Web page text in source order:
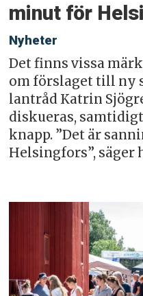
minut för
Nyheter
Det finns vissa
om förslaget till ny
lantråd Katrin
diskueras,
knapp. ”Det är
Helsingfors”, säger